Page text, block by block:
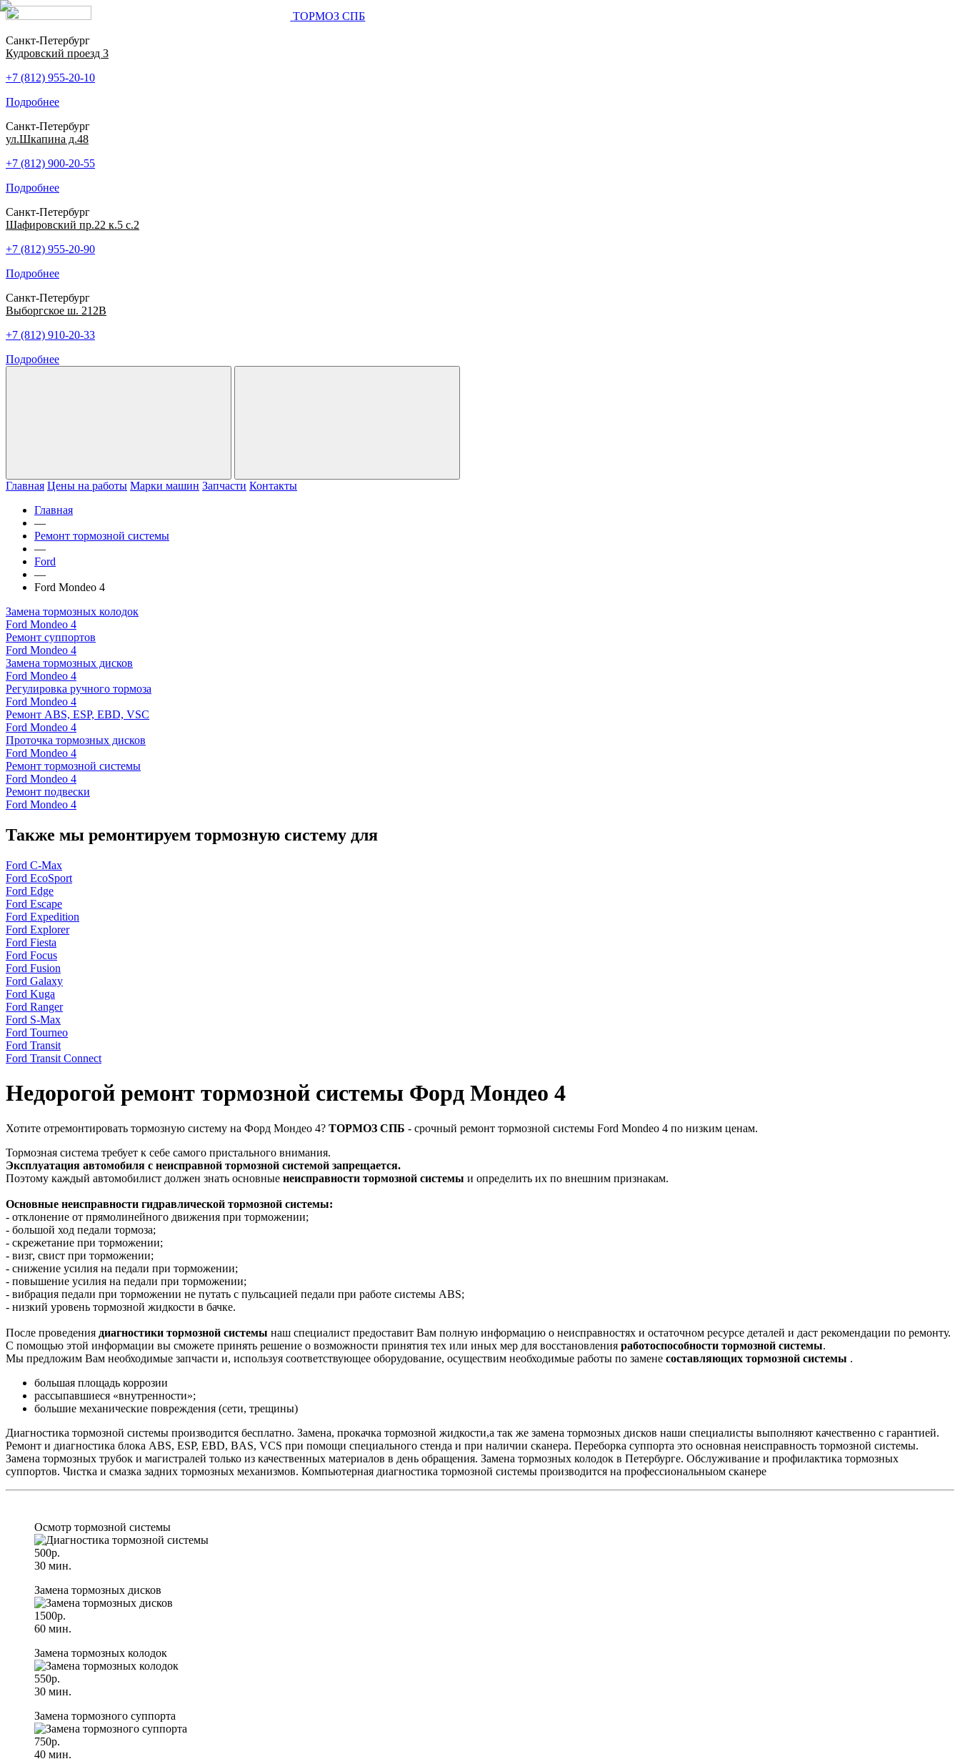
ТОРМОЗ СПБ
Санкт-Петербург
Кудровский проезд 3
+7 (812) 955-20-10
Подробнее
Санкт-Петербург
ул.Шкапина д.48
+7 (812) 900-20-55
Подробнее
Санкт-Петербург
Шафировский пр.22 к.5 с.2
+7 (812) 955-20-90
Подробнее
Санкт-Петербург
Выборгское ш. 212В
+7 (812) 910-20-33
Подробнее
Главная Цены на работы Марки машин Запчасти Контакты
Главная
—
Ремонт тормозной системы
—
Ford
—
Ford Mondeo 4
Замена тормозных колодок
Ford Mondeo 4
Ремонт суппортов
Ford Mondeo 4
Замена тормозных дисков
Ford Mondeo 4
Регулировка ручного тормоза
Ford Mondeo 4
Ремонт ABS, ESP, EBD, VSC
Ford Mondeo 4
Проточка тормозных дисков
Ford Mondeo 4
Ремонт тормозной системы
Ford Mondeo 4
Ремонт подвески
Ford Mondeo 4
Также мы ремонтируем тормозную систему для
Ford C-Max
Ford EcoSport
Ford Edge
Ford Escape
Ford Expedition
Ford Explorer
Ford Fiesta
Ford Focus
Ford Fusion
Ford Galaxy
Ford Kuga
Ford Ranger
Ford S-Max
Ford Tourneo
Ford Transit
Ford Transit Connect
Недорогой ремонт тормозной системы Форд Мондео 4
Хотите отремонтировать тормозную систему на Форд Мондео 4? ТОРМОЗ СПБ - срочный ремонт тормозной системы Ford Mondeo 4 по низким ценам.
Тормозная система требует к себе самого пристального внимания.
Эксплуатация автомобиля с неисправной тормозной системой запрещается.
Поэтому каждый автомобилист должен знать основные неисправности тормозной системы и определить их по внешним признакам.
Основные неисправности гидравлической тормозной системы:
- отклонение от прямолинейного движения при торможении;
- большой ход педали тормоза;
- скрежетание при торможении;
- визг, свист при торможении;
- снижение усилия на педали при торможении;
- повышение усилия на педали при торможении;
- вибрация педали при торможении не путать с пульсацией педали при работе системы ABS;
- низкий уровень тормозной жидкости в бачке.
После проведения диагностики тормозной системы наш специалист предоставит Вам полную информацию о неисправностях и остаточном ресурсе деталей и даст рекомендации по ремонту.
С помощью этой информации вы сможете принять решение о возможности принятия тех или иных мер для восстановления работоспособности тормозной системы.
Мы предложим Вам необходимые запчасти и, используя соответствующее оборудование, осуществим необходимые работы по замене составляющих тормозной системы .
большая площадь коррозии
рассыпавшиеся «внутренности»;
большие механические повреждения (сети, трещины)
Диагностика тормозной системы производится бесплатно. Замена, прокачка тормозной жидкости,а так же замена тормозных дисков наши специалисты выполняют качественно с гарантией.
Ремонт и диагностика блока ABS, ESP, EBD, BAS, VCS при помощи специального стенда и при наличии сканера. Переборка суппорта это основная неисправность тормозной системы.
Замена тормозных трубок и магистралей только из качественных материалов в день обращения. Замена тормозных колодок в Петербурге. Обслуживание и профилактика тормозных
суппортов. Чистка и смазка задних тормозных механизмов. Компьютерная диагностика тормозной системы производится на профессиональныом сканере
Осмотр тормозной системы
500р.
30 мин.
Замена тормозных дисков
1500р.
60 мин.
Замена тормозных колодок
550р.
30 мин.
Замена тормозного суппорта
750р.
40 мин.